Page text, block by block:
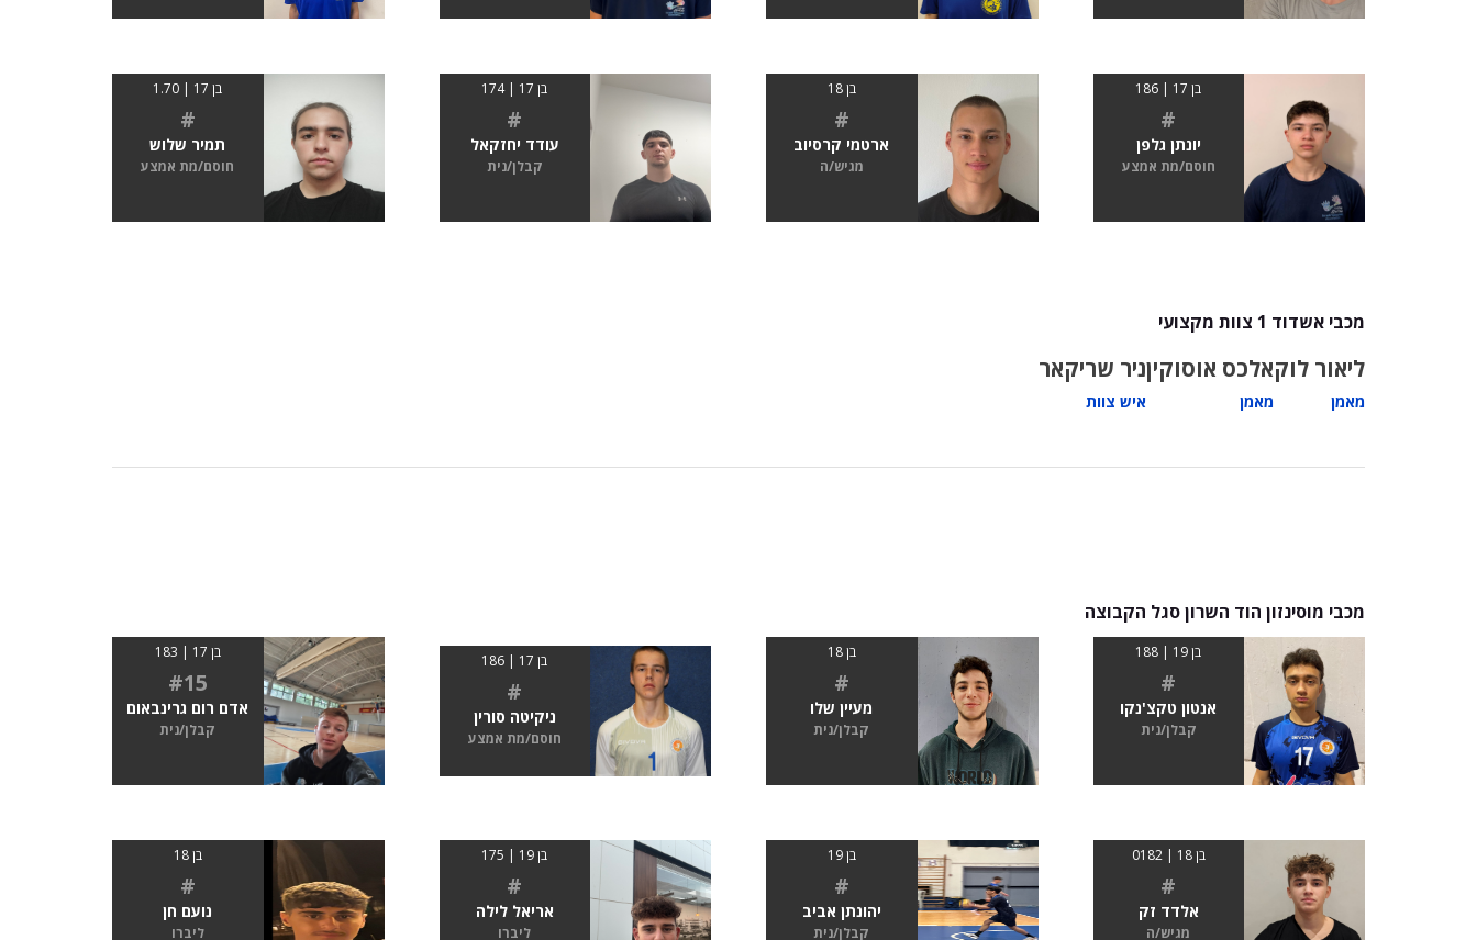
בן 17 | 186
#
יונתן גלפן
חוסם/מת אמצע
בן 18
#
ארטמי קרסיוב
מגיש/ה
בן 17 | 174
#
עודד יחזקאל
קבלן/נית
בן 17 | 1.70
#
תמיר שלוש
חוסם/מת אמצע
מכבי אשדוד 1 צוות מקצועי
ליאור לוק
מאמן
אלכס אוסוקין
מאמן
ניר שריקאר
איש צוות
מכבי מוסינזון הוד השרון סגל הקבוצה
בן 19 | 188
#
אנטון טקצ'נקו
קבלן/נית
בן 18
#
מעיין שלו
קבלן/נית
בן 17 | 186
#
ניקיטה סורין
חוסם/מת אמצע
בן 17 | 183
#15
אדם רום גרינבאום
קבלן/נית
בן 18 | 0182
#
אלדד זק
מגיש/ה
בן 19
#
יהונתן אביב
קבלן/נית
בן 19 | 175
#
אריאל לילה
ליברו
בן 18
#
נועם חן
ליברו